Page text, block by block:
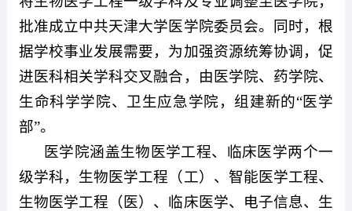
批准成立中共天津大学医学院委员会。同时，根
据学校事业发展需要，为加强资源统筹协调，促
进医科相关学科交叉融合，由医学院、药学院、
生命科学学院、卫生应急学院，组建新的“医学
部”。
医学院涵盖生物医学工程、临床医学两个一
级学科，生物医学工程（工）、智能医学工程、
生物医学工程（医）、临床医学、电子信息、生